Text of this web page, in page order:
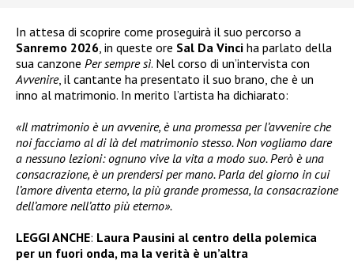
In attesa di scoprire come proseguirà il suo percorso a
Sanremo 2026, in queste ore Sal Da Vinci ha parlato della
sua canzone Per sempre sì. Nel corso di un’intervista con
Avvenire, il cantante ha presentato il suo brano, che è un
inno al matrimonio. In merito l’artista ha dichiarato:
«Il matrimonio è un avvenire, è una promessa per l’avvenire che
noi facciamo al di là del matrimonio stesso. Non vogliamo dare
a nessuno lezioni: ognuno vive la vita a modo suo. Però è una
consacrazione, è un prendersi per mano. Parla del giorno in cui
l’amore diventa eterno, la più grande promessa, la consacrazione
dell’amore nell’atto più eterno».
LEGGI ANCHE: Laura Pausini al centro della polemica
per un fuori onda, ma la verità è un’altra